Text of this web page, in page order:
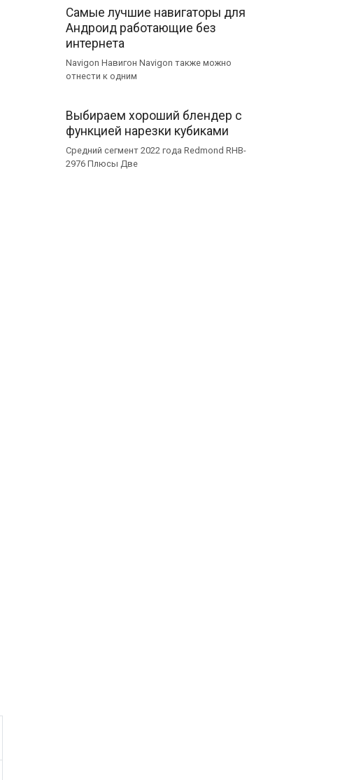
Самые лучшие навигаторы для
Андроид работающие без
интернета
Navigon Навигон Navigon также можно
отнести к одним
Выбираем хороший блендер с
функцией нарезки кубиками
Средний сегмент 2022 года Redmond RHB-
2976 Плюсы Две